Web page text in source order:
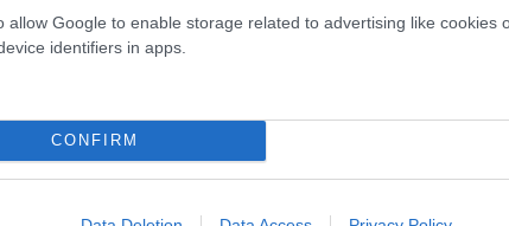
allow Google to enable storage related to advertising like cookies
identifiers in apps.
CONFIRM
οι δυο τους εξελίχθηκε ως εξής: